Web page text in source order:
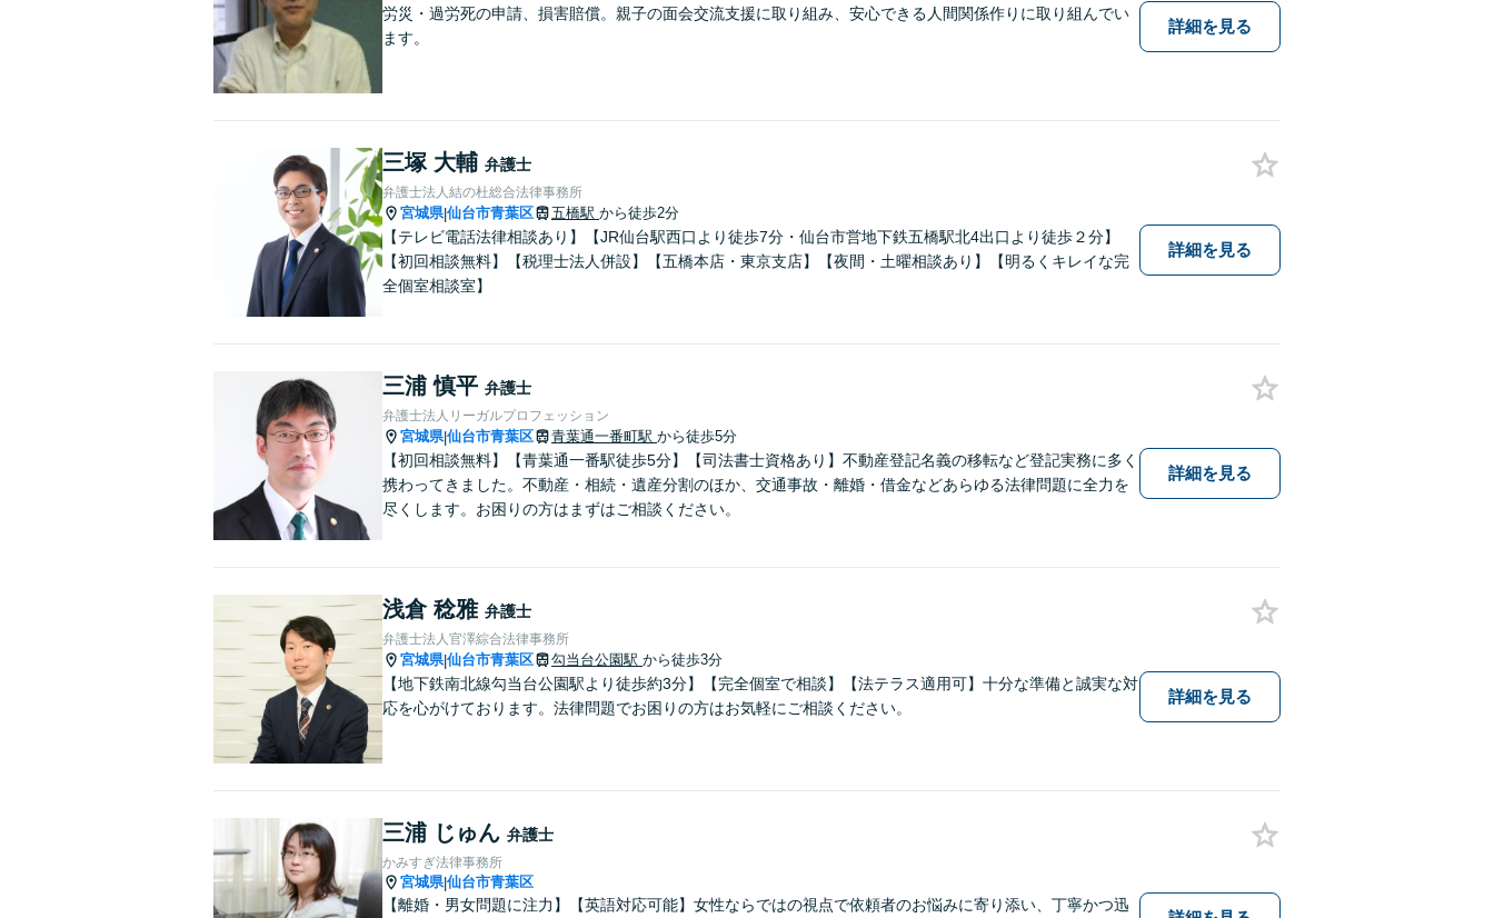
労災・過労死の申請、損害賠償。親子の面会交流支援に取り組み、安心できる人間関係作りに取り組んでい
ます。
詳細を見る
三塚 大輔 弁護士
弁護士法人結の杜総合法律事務所
宮城県|仙台市青葉区 五橋駅 から徒歩2分
【テレビ電話法律相談あり】【JR仙台駅西口より徒歩7分・仙台市営地下鉄五橋駅北4出口より徒歩２分】
【初回相談無料】【税理士法人併設】【五橋本店・東京支店】【夜間・土曜相談あり】【明るくキレイな完
全個室相談室】
詳細を見る
三浦 慎平 弁護士
弁護士法人リーガルプロフェッション
宮城県|仙台市青葉区 青葉通一番町駅 から徒歩5分
【初回相談無料】【青葉通一番駅徒歩5分】【司法書士資格あり】不動産登記名義の移転など登記実務に多く
携わってきました。不動産・相続・遺産分割のほか、交通事故・離婚・借金などあらゆる法律問題に全力を
尽くします。お困りの方はまずはご相談ください。
詳細を見る
浅倉 稔雅 弁護士
弁護士法人官澤綜合法律事務所
宮城県|仙台市青葉区 勾当台公園駅 から徒歩3分
【地下鉄南北線勾当台公園駅より徒歩約3分】【完全個室で相談】【法テラス適用可】十分な準備と誠実な対
応を心がけております。法律問題でお困りの方はお気軽にご相談ください。
詳細を見る
三浦 じゅん 弁護士
かみすぎ法律事務所
宮城県|仙台市青葉区
【離婚・男女問題に注力】【英語対応可能】女性ならではの視点で依頼者のお悩みに寄り添い、丁寧かつ迅